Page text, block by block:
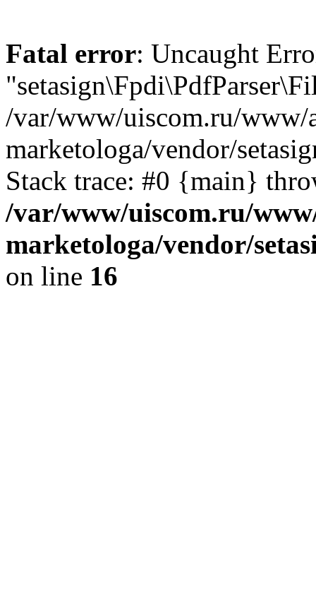
Fatal error: Uncaught
/var/www/uiscom.ru/www/
marketologa/vendor/
Stack trace: #0 {main}
/var/www/uiscom.ru/
marketologa/vendor/
on line 16